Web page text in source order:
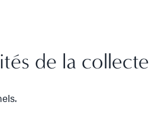
de la collecte